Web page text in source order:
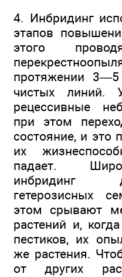
4. Инбридинг
этапов
этого
протяжении
чистых линий.
рецессивные
при этом
состояние, и это
их
падает.
инбридинг
гетерозисных
этом срывают
растений и,
пестиков, их
же растения.
от других